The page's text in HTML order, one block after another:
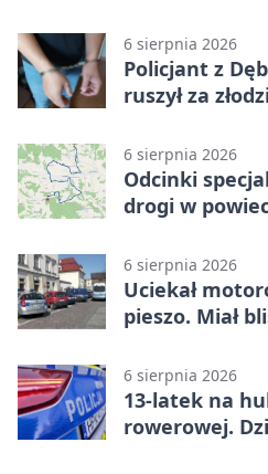
6 sierpnia 2026
Policjant z
ruszył za
6 sierpnia 2026
Odcinki
drogi w
6 sierpnia 2026
Uciekał
pieszo. Miał
6 sierpnia 2026
13-latek na
rowerowej.